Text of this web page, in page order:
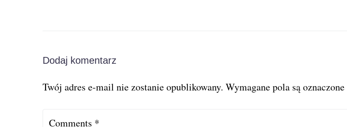
Dodaj komentarz
Twój adres e-mail nie zostanie opublikowany. Wymagane pola są oznaczone